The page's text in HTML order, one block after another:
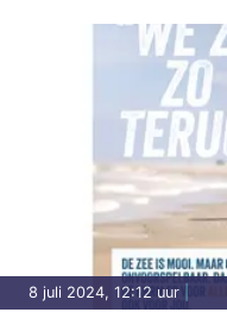
8 juli 2024, 12:12 uur